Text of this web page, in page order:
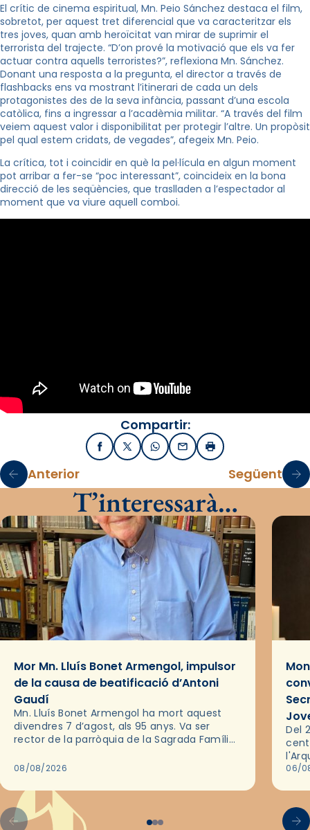
El crític de cinema espiritual, Mn. Peio Sánchez destaca el film,
sobretot, per aquest tret diferencial que va caracteritzar els
tres joves, quan amb heroïcitat van mirar de suprimir el
terrorista del trajecte. “D’on prové la motivació que els va fer
actuar contra aquells terroristes?”, reflexiona Mn. Sánchez.
Donant una resposta a la pregunta, el director a través de
flashbacks ens va mostrant l’itinerari de cada un dels
protagonistes des de la seva infància, passant d’una escola
catòlica, fins a ingressar a l’acadèmia militar. “A través del film
veiem aquest valor i disponibilitat per protegir l’altre. Un propòsit
pel qual estem cridats, de vegades”, afegeix Mn. Peio.
La crítica, tot i coincidir en què la pel·lícula en algun moment
pot arribar a fer-se “poc interessant”, coincideix en la bona
direcció de les seqüències, que traslladen a l’espectador al
moment que va viure aquell comboi.
Compartir:
FacebookX / TwitterWhatsApp
EmailImprimir
Anterior Següent
T’interessarà…
Mor Mn. Lluís Bonet Armengol, impulsor
de la causa de beatificació d’Antoni
Gaudí
Mn. Lluís Bonet Armengol ha mort aquest
divendres 7 d’agost, als 95 anys. Va ser
rector de la parròquia de la Sagrada Família
2018,…
08/08/2026
Del
les
06/